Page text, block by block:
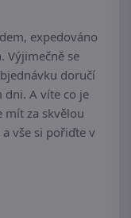
expedováno
Výjimečně se
doručí
dni. A víte co je
mít za skvělou
vše si pořiďte v